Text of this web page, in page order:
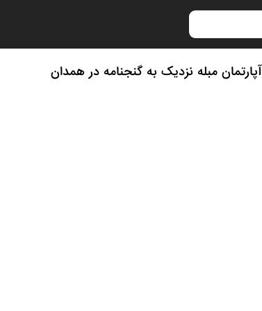
آپارتمان مبله نزدیک به گنجنامه در همدان